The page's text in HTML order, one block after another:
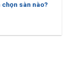
chọn sàn nào?